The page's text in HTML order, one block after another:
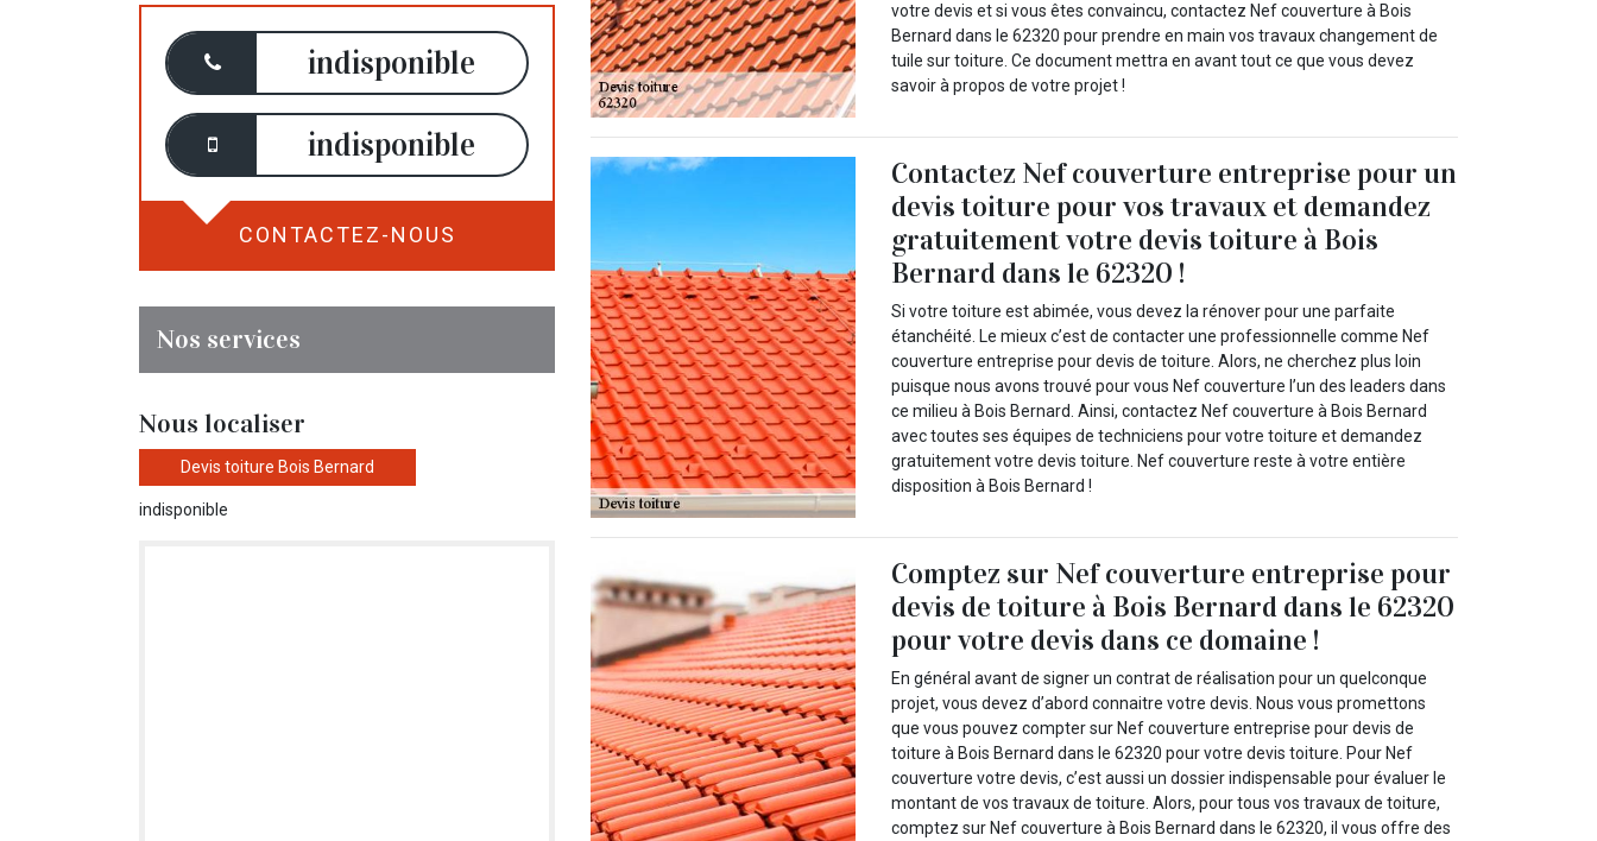
indisponible
indisponible
CONTACTEZ-NOUS
Nos services
Nous localiser
Devis toiture Bois Bernard
indisponible
votre devis et si vous êtes convaincu, contactez Nef couverture à Bois
Bernard dans le 62320 pour prendre en main vos travaux changement de
tuile sur toiture. Ce document mettra en avant tout ce que vous devez
savoir à propos de votre projet !
Contactez Nef couverture entreprise pour un
devis toiture pour vos travaux et demandez
gratuitement votre devis toiture à Bois
Bernard dans le 62320 !
Si votre toiture est abimée, vous devez la rénover pour une parfaite
étanchéité. Le mieux c’est de contacter une professionnelle comme Nef
couverture entreprise pour devis de toiture. Alors, ne cherchez plus loin
puisque nous avons trouvé pour vous Nef couverture l’un des leaders dans
ce milieu à Bois Bernard. Ainsi, contactez Nef couverture à Bois Bernard
avec toutes ses équipes de techniciens pour votre toiture et demandez
gratuitement votre devis toiture. Nef couverture reste à votre entière
disposition à Bois Bernard !
Comptez sur Nef couverture entreprise pour
devis de toiture à Bois Bernard dans le 62320
pour votre devis dans ce domaine !
En général avant de signer un contrat de réalisation pour un quelconque
projet, vous devez d’abord connaitre votre devis. Nous vous promettons
que vous pouvez compter sur Nef couverture entreprise pour devis de
toiture à Bois Bernard dans le 62320 pour votre devis toiture. Pour Nef
couverture votre devis, c’est aussi un dossier indispensable pour évaluer le
montant de vos travaux de toiture. Alors, pour tous vos travaux de toiture,
comptez sur Nef couverture à Bois Bernard dans le 62320, il vous offre des